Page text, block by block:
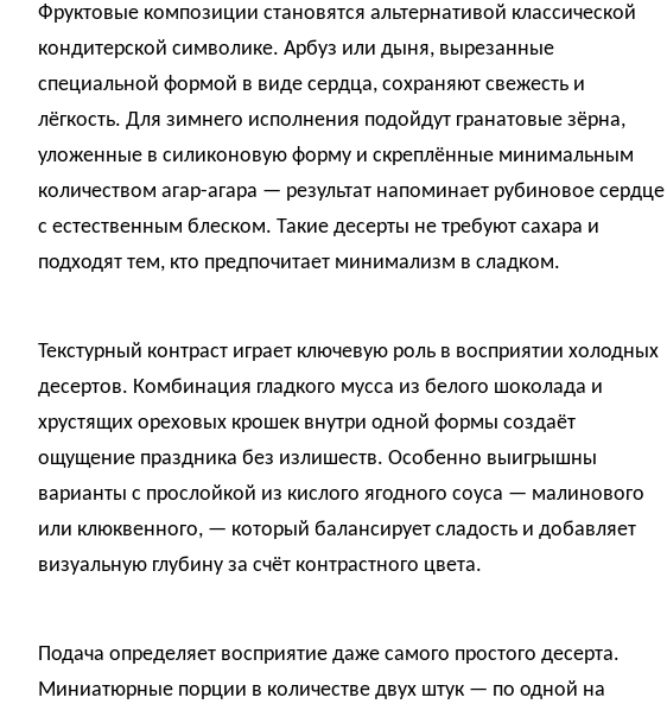
Фруктовые композиции становятся альтернативой классической
кондитерской символике. Арбуз или дыня, вырезанные
специальной формой в виде сердца, сохраняют свежесть и
лёгкость. Для зимнего исполнения подойдут гранатовые зёрна,
уложенные в силиконовую форму и скреплённые минимальным
количеством агар-агара — результат напоминает рубиновое сердце
с естественным блеском. Такие десерты не требуют сахара и
подходят тем, кто предпочитает минимализм в сладком.
Текстурный контраст играет ключевую роль в восприятии холодных
десертов. Комбинация гладкого мусса из белого шоколада и
хрустящих ореховых крошек внутри одной формы создаёт
ощущение праздника без излишеств. Особенно выигрышны
варианты с прослойкой из кислого ягодного соуса — малинового
или клюквенного, — который балансирует сладость и добавляет
визуальную глубину за счёт контрастного цвета.
Подача определяет восприятие даже самого простого десерта.
Миниатюрные порции в количестве двух штук — по одной на